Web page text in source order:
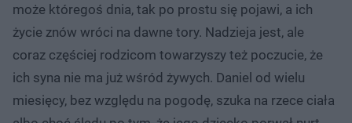
może któregoś dnia, tak po prostu się pojawi, a ich
życie znów wróci na dawne tory. Nadzieja jest, ale
coraz częściej rodzicom towarzyszy też poczucie, że
ich syna nie ma już wśród żywych. Daniel od wielu
miesięcy, bez względu na pogodę, szuka na rzece ciała